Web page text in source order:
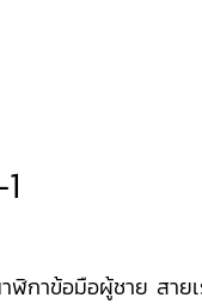
ฬิกาข้อมือผู้ชาย สา